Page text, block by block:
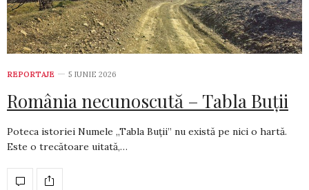
REPORTAJE 5 IUNIE 2026
România necunoscută – Tabla Buții
Poteca istoriei Numele „Tabla Buții” nu există pe nici o hartă.
Este o trecătoare uitată,…